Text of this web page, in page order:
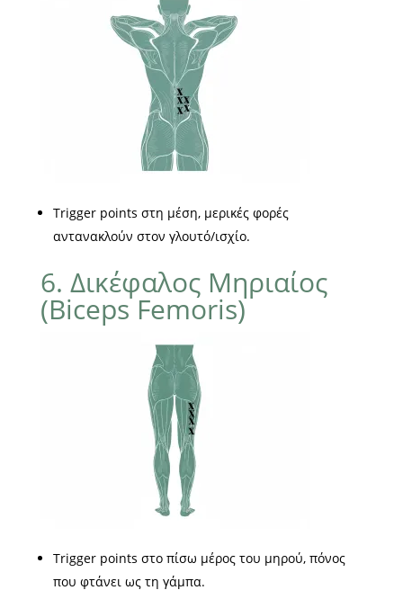
Trigger points στη μέση, μερικές φορές
αντανακλούν στον γλουτό/ισχίο.
6. Δικέφαλος Μηριαίος
(Biceps Femoris)
Trigger points στο πίσω μέρος του μηρού, πόνος
που φτάνει ως τη γάμπα.